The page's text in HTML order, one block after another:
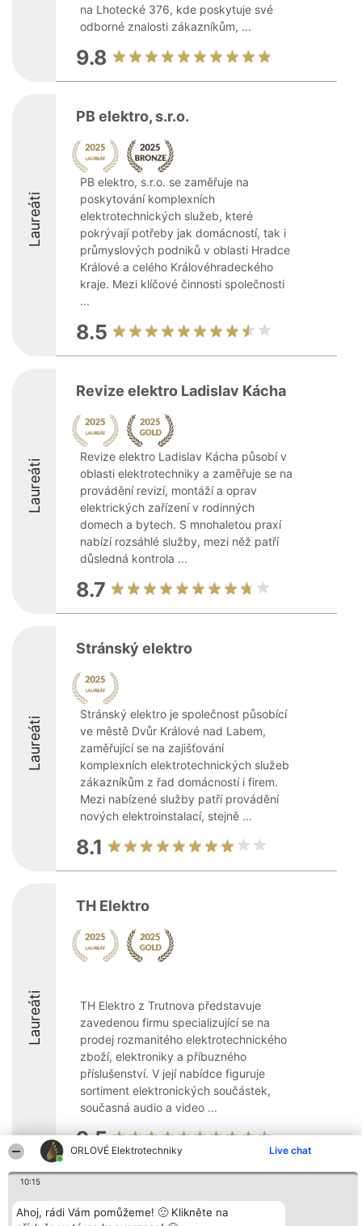
ORLOVÉ Elektrotechniky Live chat
10:15
Ahoj, rádi Vám pomůžeme! 🙂 Klikněte na
na Lhotecké 376, kde poskytuje své
odborné znalosti zákazníkům, ...
9.8
Laureáti
PB elektro, s.r.o.
PB elektro, s.r.o. se zaměřuje na
poskytování komplexních
elektrotechnických služeb, které
pokrývají potřeby jak domácností, tak i
průmyslových podniků v oblasti Hradce
Králové a celého Královéhradeckého
kraje. Mezi klíčové činnosti společnosti
...
8.5
Laureáti
Revize elektro Ladislav Kácha
Revize elektro Ladislav Kácha působí v
oblasti elektrotechniky a zaměřuje se na
provádění revizí, montáží a oprav
elektrických zařízení v rodinných
domech a bytech. S mnohaletou praxí
nabízí rozsáhlé služby, mezi něž patří
důsledná kontrola ...
8.7
Laureáti
Stránský elektro
Stránský elektro je společnost působící
ve městě Dvůr Králové nad Labem,
zaměřující se na zajišťování
komplexních elektrotechnických služeb
zákazníkům z řad domácností i firem.
Mezi nabízené služby patří provádění
nových elektroinstalací, stejně ...
8.1
Laureáti
TH Elektro
TH Elektro z Trutnova představuje
zavedenou firmu specializující se na
prodej rozmanitého elektrotechnického
zboží, elektroniky a příbuzného
příslušenství. V její nabídce figuruje
sortiment elektronických součástek,
současná audio a video ...
9.5
Bright Side Solutions sp. z o.
o. sp. k.
Vítězové
Seznam všech